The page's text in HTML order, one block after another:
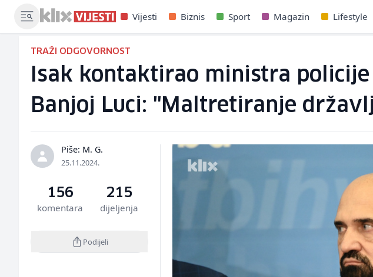
Vijesti Biznis Sport Magazin Lifestyle
TRAŽI ODGOVORNOST
Isak kontaktirao ministra
Banjoj Luci: "Maltretiranje
Piše: M. G.
25.11.2024.
156
komentara
215
dijeljenja
Podijeli